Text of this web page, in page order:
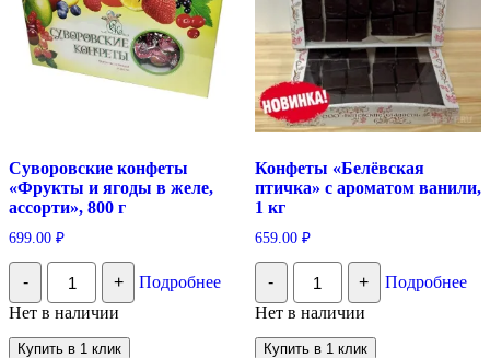
Суворовские конфеты
«Фрукты и ягоды в желе,
ассорти», 800 г
699.00 ₽
-
Количество
Суворовские
конфеты
"Фрукты
и
+
Подробнее
Нет в наличии
Купить в 1 клик
Конфеты «Белёвская
птичка» с ароматом ванили,
1 кг
659.00 ₽
-
Количество
Конфеты
«Белёвская
птичка»
с
+
Подробнее
Нет в наличии
Купить в 1 клик